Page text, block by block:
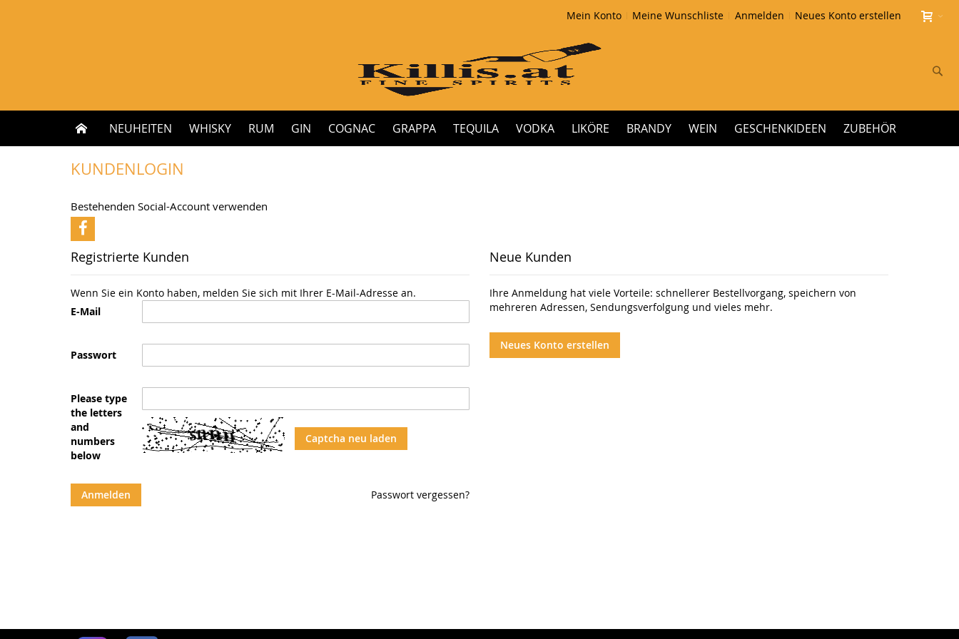
Mein Konto Meine Wunschliste Anmelden Neues Konto erstellen
NEUHEITEN WHISKY RUM GIN COGNAC GRAPPA TEQUILA VODKA LIKÖRE BRANDY WEIN GESCHENKIDEEN ZUBEHÖR
KUNDENLOGIN
Bestehenden Social-Account verwenden
Registrierte Kunden
Wenn Sie ein Konto haben, melden Sie sich mit Ihrer E-Mail-Adresse an.
E-Mail
Passwort
Please type
the letters
and
numbers
below
Captcha neu laden
Anmelden Passwort vergessen?
Neue Kunden
Ihre Anmeldung hat viele Vorteile: schnellerer Bestellvorgang, speichern von
mehreren Adressen, Sendungsverfolgung und vieles mehr.
Neues Konto erstellen